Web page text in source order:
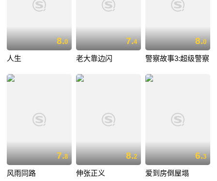
8.0
人生
7.4
老大靠边闪
8.0
警察故事3:超级警察
7.8
风雨同路
8.2
伸张正义
6.3
爱到房倒屋塌